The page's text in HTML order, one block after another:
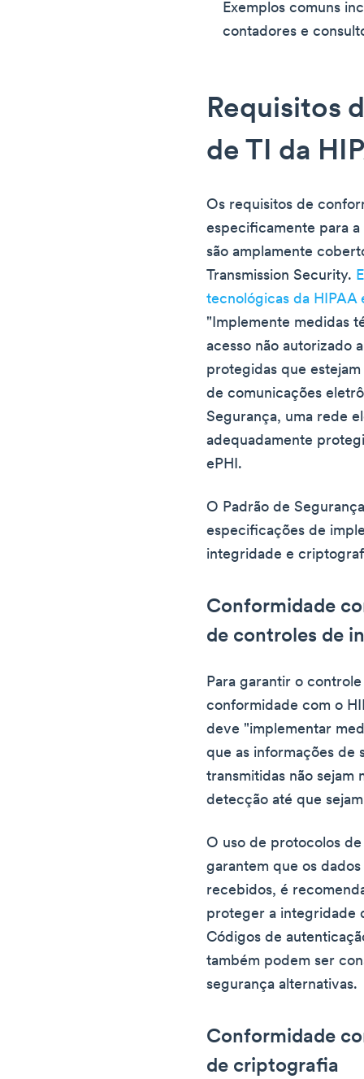
Exemplos comuns
contadores e
Requisitos
de TI da
Os requisitos de
especificamente para
são amplamente
Transmission Security.
tecnológicas da
"Implemente medidas
acesso não autorizado
protegidas que
de comunicações
Segurança, uma rede
adequadamente
ePHI.
O Padrão de
especificações de
integridade e
Conformidade
de controles de
Para garantir o
conformidade com o
deve "implementar
que as informações de
transmitidas não sejam
detecção até que
O uso de protocolos
garantem que os
recebidos, é
proteger a integridade
Códigos de
também podem ser
segurança alternativas.
Conformidade
de criptografia